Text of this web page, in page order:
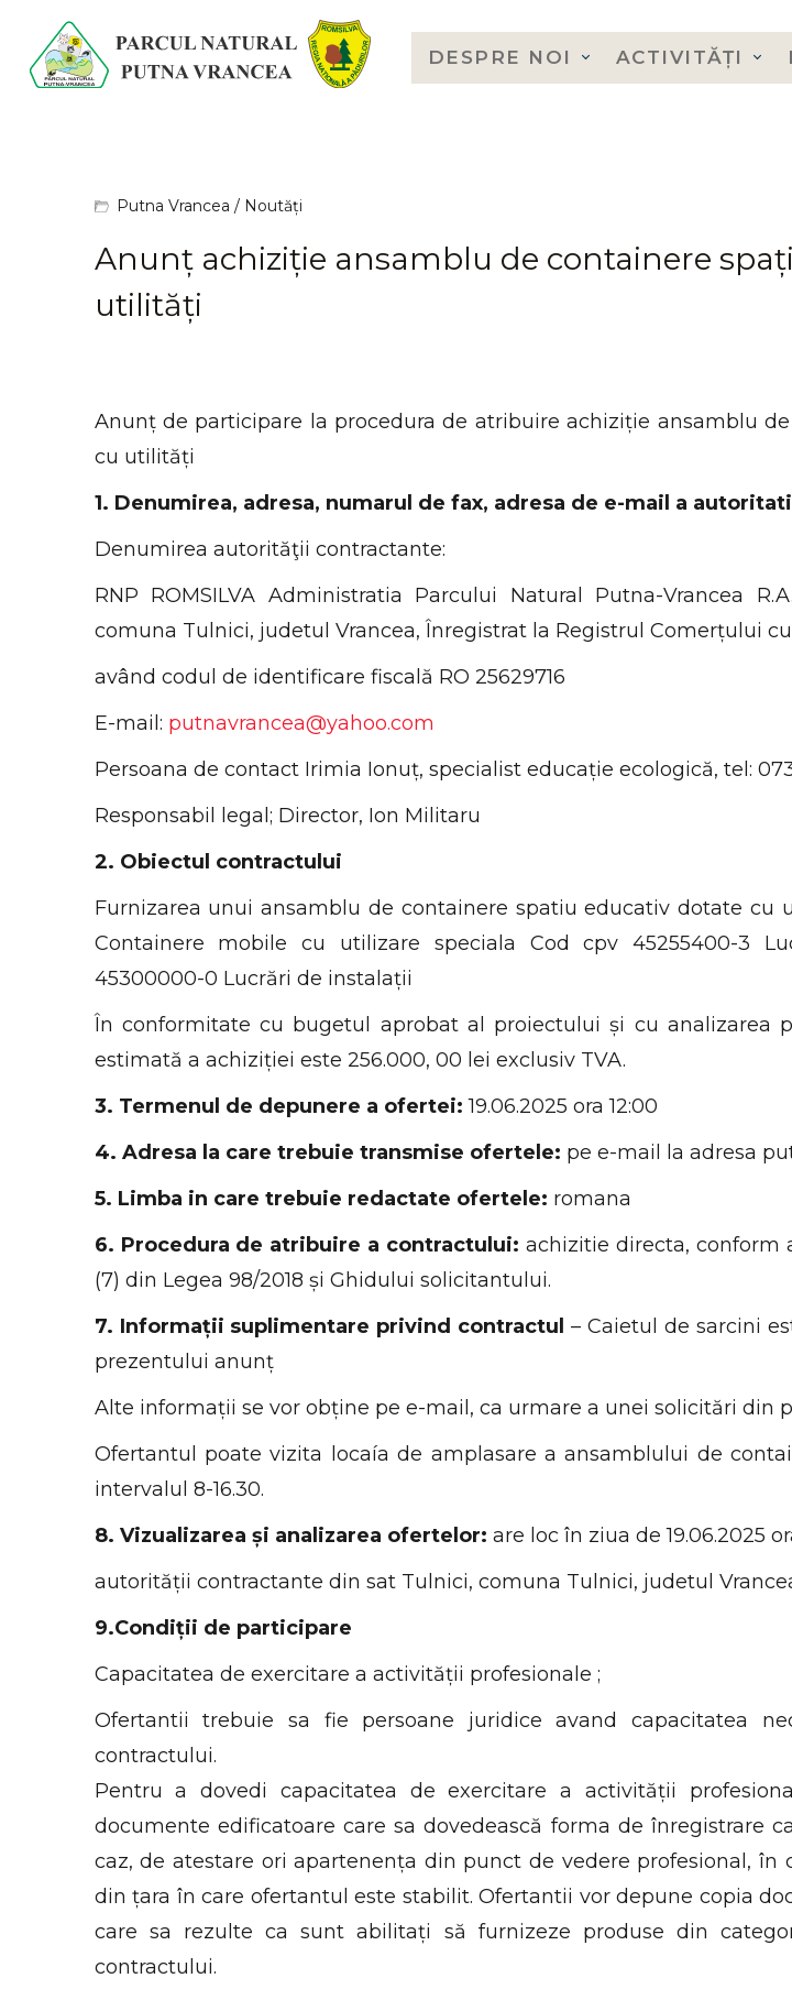
DESPRE NOI ACTIVITĂȚI
Putna Vrancea / Noutăți
Anunț achiziție ansamblu de containere
utilități
Anunț de participare la procedura de atribuire achiziție ansamblu
cu utilități
1. Denumirea, adresa, numarul de fax, adresa de e-mail a
Denumirea autorităţii contractante:
RNP ROMSILVA Administratia Parcului Natural Putna-Vrancea
comuna Tulnici, judetul Vrancea, Înregistrat la Registrul Comerțului
având codul de identificare fiscală RO 25629716
E-mail: putnavrancea@yahoo.com
Persoana de contact Irimia Ionuț, specialist educație ecologică, tel:
Responsabil legal; Director, Ion Militaru
2. Obiectul contractului
Furnizarea unui ansamblu de containere spatiu educativ dotate cu
Containere mobile cu utilizare speciala Cod cpv 45255400-3
45300000-0 Lucrări de instalații
În conformitate cu bugetul aprobat al proiectului și cu analizarea
estimată a achiziției este 256.000, 00 lei exclusiv TVA.
3. Termenul de depunere a ofertei: 19.06.2025 ora 12:00
4. Adresa la care trebuie transmise ofertele: pe e-mail la adresa
5. Limba in care trebuie redactate ofertele: romana
6. Procedura de atribuire a contractului: achizitie directa, conform
(7) din Legea 98/2018 și Ghidului solicitantului.
7. Informații suplimentare privind contractul– Caietul de sarcini
prezentului anunț
Alte informații se vor obține pe e-mail, ca urmare a unei solicitări din
Ofertantul poate vizita locaía de amplasare a ansamblului de
intervalul 8-16.30.
8. Vizualizarea și analizarea ofertelor: are loc în ziua de 19.06.2025
autorității contractante din sat Tulnici, comuna Tulnici, judetul
9.Condiții de participare
Capacitatea de exercitare a activității profesionale ;
Ofertantii trebuie sa fie persoane juridice avand capacitatea
contractului.
Pentru a dovedi capacitatea de exercitare a activității
documente edificatoare care sa dovedească forma de înregistrare
caz, de atestare ori apartenența din punct de vedere profesional, în
din țara în care ofertantul este stabilit. Ofertantii vor depune copia
care sa rezulte ca sunt abilitați să furnizeze produse din
contractului.